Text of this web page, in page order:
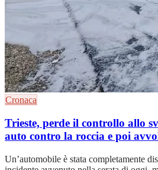
Cronaca
Trieste, perde il controllo allo
auto contro la roccia e poi
Un’automobile è stata completamente